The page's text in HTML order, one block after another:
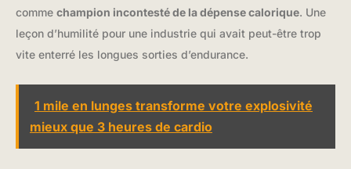
comme champion incontesté de la dépense calorique. Une
leçon d’humilité pour une industrie qui avait peut-être trop
vite enterré les longues sorties d’endurance.
1 mile en lunges transforme votre explosivité
mieux que 3 heures de cardio